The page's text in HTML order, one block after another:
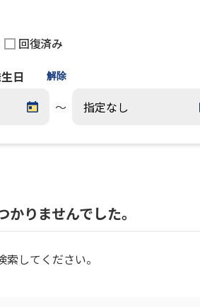
回復済み
日
解除
～
りませんでした。
してください。